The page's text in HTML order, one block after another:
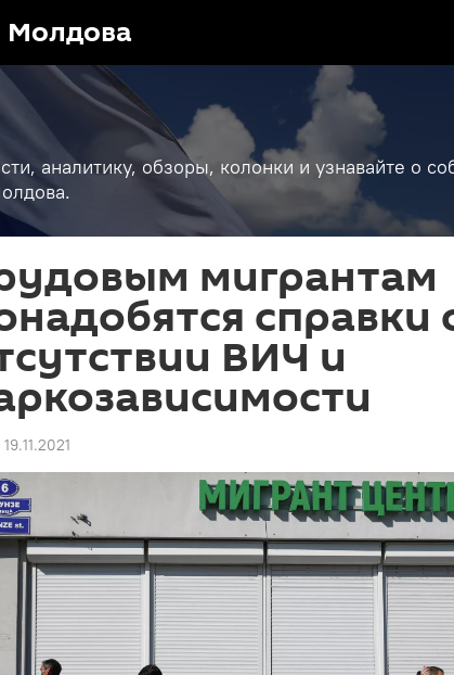
Молдова
аналитику, обзоры, колонки и узнавайте о
мигрантам
справки
ВИЧ и